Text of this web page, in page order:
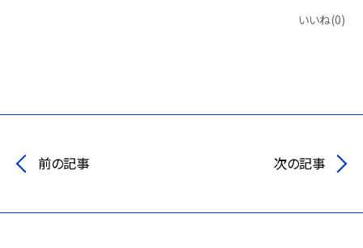
いいね(0)
前の記事 次の記事